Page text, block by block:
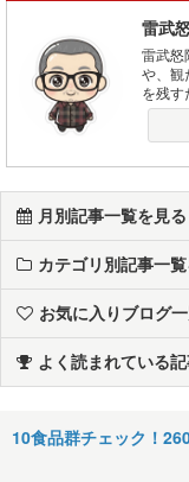
雷武
雷武怒
や、観
を残す
月別記事一覧を見る
カテゴリ別記事一
お気に入りブログ
よく読まれている
10食品群チェック！